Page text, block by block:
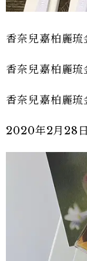
香奈兒嘉柏麗
香奈兒嘉柏麗
香奈兒嘉柏麗
2020年2月28